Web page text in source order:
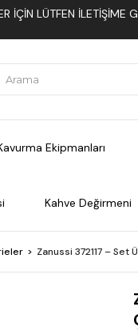
İÇIN LÜTFEN
Ekipmanları
Kahve Değirmeni
Zanussi 372117 –